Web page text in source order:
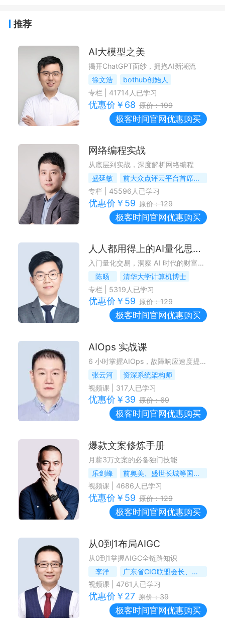
推荐
AI大模型之美
揭开ChatGPT面纱，拥抱AI新潮流
徐文浩
bothub创始人
专栏
41714人已学习
优惠价￥ 68 原价：199
极客时间官网优惠购买
网络编程实战
从底层到实战，深度解析网络编程
盛延敏
前大众点评云平台首席架构师
专栏
45596 人已学习
优惠价￥ 59 原价：129
极客时间官网优惠购买
人人都用得上的AI量化思维课
入门量化交易，洞察 AI 时代的财富逻辑
陈旸
清华大学计算机博士
专栏
5319 人已学习
优惠价￥ 59 原价：129
极客时间官网优惠购买
AIOps 实战课
6 小时掌握AIOps，故障响应速度提升 80%
张云河
资深系统架构师
视频课| 317人已学习
优惠价￥ 39 原价：69
极客时间官网优惠购买
爆款文案修炼手册
月薪3万文案的必备独门技能
乐剑峰
前奥美、盛世长城等国际4A资深创意策划
视频课| 4686人已学习
优惠价￥ 59 原价：129
极客时间官网优惠购买
从0到1布局AIGC
从0到1掌握AIGC全链路知识
李洋
广东省CIO联盟会长、前海尔集团CIO
视频课| 4761 人已学习
优惠价￥ 27 原价：39
极客时间官网优惠购买